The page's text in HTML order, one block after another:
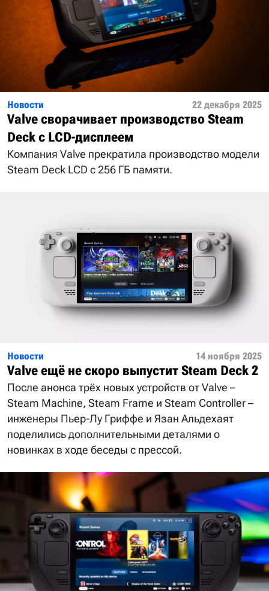
Новости 22 декабря 2025
Valve сворачивает производство Steam
Deck с LCD-дисплеем
Компания Valve прекратила производство модели
Steam Deck LCD с 256 ГБ памяти.
Новости 14 ноября 2025
Valve ещё не скоро выпустит Steam Deck 2
После анонса трёх новых устройств от Valve –
Steam Machine, Steam Frame и Steam Controller –
инженеры Пьер-Лу Гриффе и Язан Альдехаят
поделились дополнительными деталями о
новинках в ходе беседы с прессой.